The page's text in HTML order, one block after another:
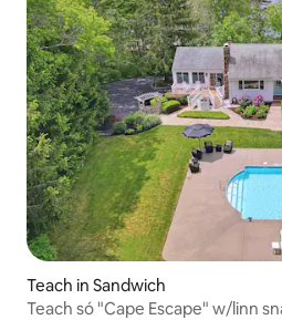
Teach in Sandwich
Teach só "Cape Escape" w/linn